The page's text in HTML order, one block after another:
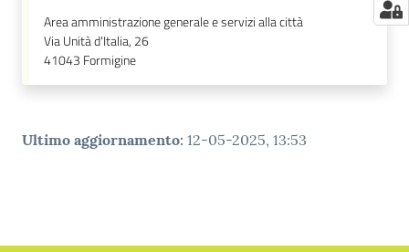
Area amministrazione generale e servizi alla città
Via Unità d'Italia, 26
41043 Formigine
Ultimo aggiornamento: 12-05-2025, 13:53